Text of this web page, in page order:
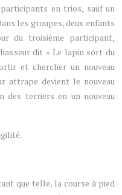
en trios, sauf un
les groupes, deux enfants
du troisième participant,
dit « Le lapin sort du
et chercher un nouveau
attrape devient le nouveau
des terriers en un nouveau
que telle, la course à pied